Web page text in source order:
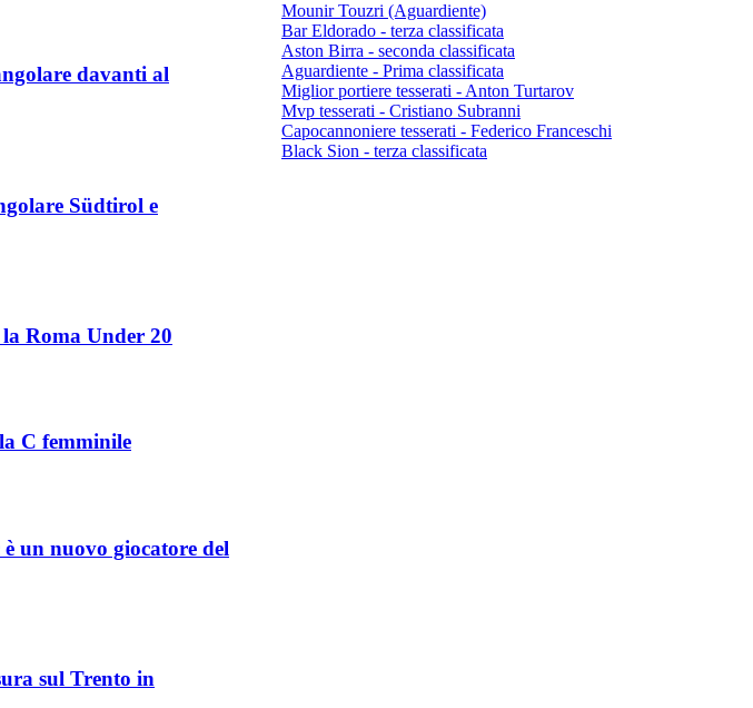
davanti al
Südtirol e
Roma Under 20
C femminile
un nuovo giocatore del
sul Trento in
Mounir Touzri (Aguardiente)
Bar Eldorado - terza classificata
Aston Birra - seconda classificata
Aguardiente - Prima classificata
Miglior portiere tesserati - Anton Turtarov
Mvp tesserati - Cristiano Subranni
Capocannoniere tesserati - Federico Franceschi
Black Sion - terza classificata